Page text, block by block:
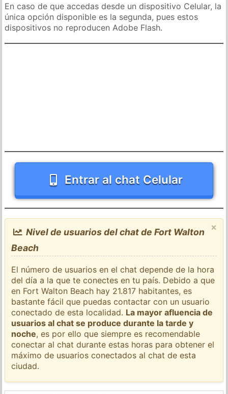
En caso de que accedas desde un dispositivo Celular, la
única opción disponible es la segunda, pues estos
dispositivos no reproducen Adobe Flash.
Entrar al chat Celular
×
Nivel de usuarios del chat de Fort Walton
Beach
El número de usuarios en el chat depende de la hora
del día a la que te conectes en tu país. Debido a que
en Fort Walton Beach hay 21.817 habitantes, es
bastante fácil que puedas contactar con un usuario
conectado de esta localidad. La mayor afluencia de
usuarios al chat se produce durante la tarde y
noche, es por ello que siempre es recomendable
conectar al chat durante estas horas para obtener el
máximo de usuarios conectados al chat de esta
ciudad.